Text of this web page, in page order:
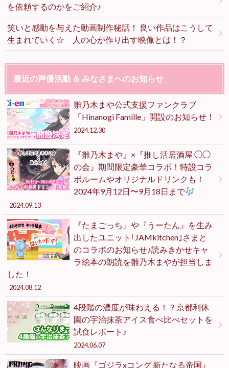
を依頼するのかをご紹介♪
笑いと感動を与えた動画制作秘話！ 良い作品はこうして
生まれていく☆ 人の心が作り出す映像とは！？
最近の声優活動 ＆ みなさまへのお知らせ
雛乃木まや公式支援ファンクラブ
「Hinanogi Famille」開設のお知らせ！
2024.12.30
『雛乃木まや』×『推し活居酒屋 ◯◯
の会』期間限定豪華コラボ！特設コラ
ボルームやオリジナルドリンクも！
2024年9月12日〜9月18日まで
2024.09.13
『たまごっち』や『うーたん』を生み
出したユニット｢JAMkitchen｣さまと
のコラボのお知らせ♪読みきかせキャ
ラ絵本の朗読を雛乃木まやが担当しま
した！
2024.08.12
4段階の濃度が味わえる！？京都利休
園の宇治抹茶アイス食べ比べセットを
試食レポート♪
2024.06.07
映画『ゴジラxコング 新たなる帝国』